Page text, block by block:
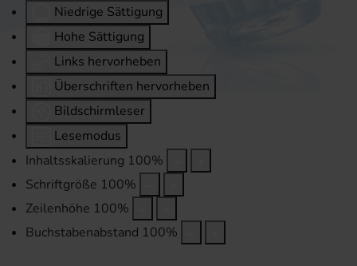
Niedrige Sättigung
Hohe Sättigung
Links hervorheben
Überschriften hervorheben
Bildschirmleser
Lesemodus
Inhaltsskalierung 100%
Schriftgröße 100%
Zeilenhöhe 100%
Buchstabenabstand 100%